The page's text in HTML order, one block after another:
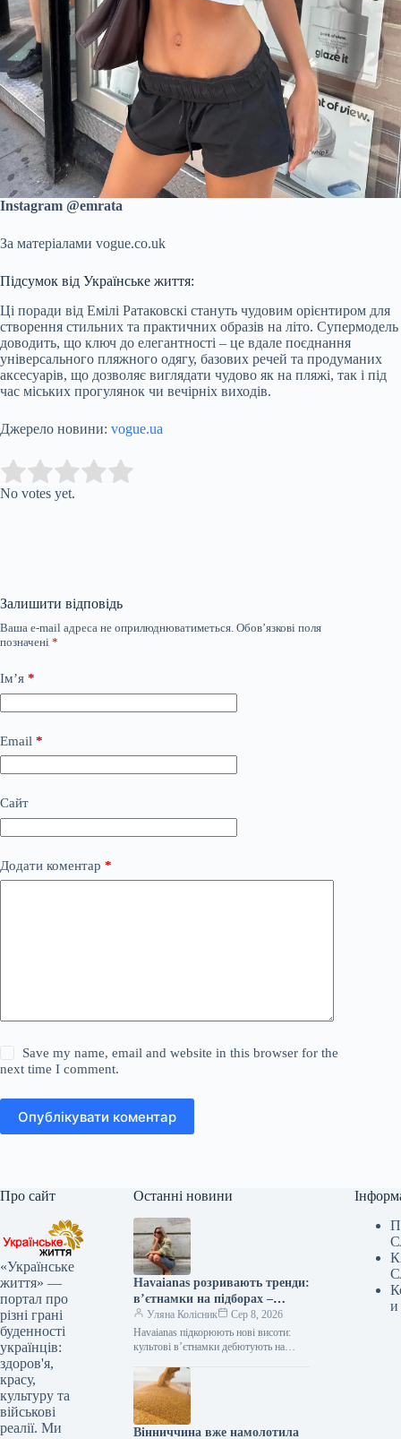
Instagram @emrata
За матеріалами vogue.co.uk
Підсумок від Українське життя:
Ці поради від Емілі Ратаковскі стануть чудовим орієнтиром для
створення стильних та практичних образів на літо. Супермодель
доводить, що ключ до елегантності – це вдале поєднання
універсального пляжного одягу, базових речей та продуманих
аксесуарів, що дозволяє виглядати чудово як на пляжі, так і під
час міських прогулянок чи вечірніх виходів.
Джерело новини: vogue.ua
Rate this item:
No votes yet.
Залишити відповідь
Ваша e-mail адреса не оприлюднюватиметься. Обов’язкові поля
позначені *
Ім’я *
Email *
Сайт
Додати коментар *
Save my name, email and website in this browser for the
next time I comment.
Опублікувати коментар
Про сайт
«Українське
життя» —
портал про
різні грані
буденності
українців:
здоров'я,
красу,
культуру та
військові
реалії. Ми
Останні новини
Havaianas розривають тренди:
в’єтнамки на підборах –
сенсація року!
Уляна Колісник
Сер 8, 2026
Havaianas підкорюють нові висоти:
культові в’єтнамки дебютують на
своїми легендарними гумовими
шльопанцями на пласкій підошві,
зробив…
Вінниччина вже намолотила
и